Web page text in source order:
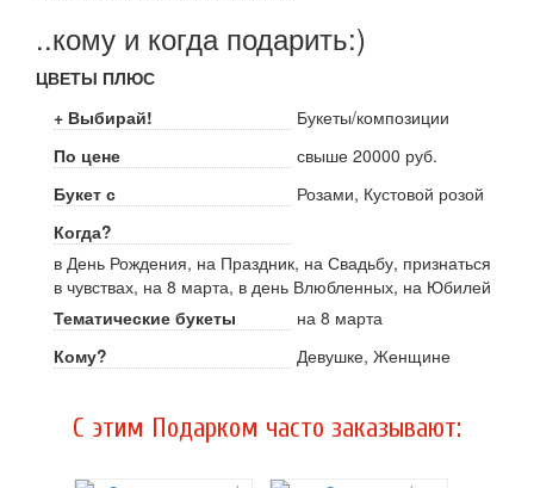
..кому и когда подарить:)
ЦВЕТЫ ПЛЮС
+ Выбирай!
Букеты/композиции
По цене
свыше 20000 руб.
Букет с
Розами, Кустовой розой
Когда?
в День Рождения, на Праздник, на Свадьбу, признаться
в чувствах, на 8 марта, в день Влюбленных, на Юбилей
Тематические букеты
на 8 марта
Кому?
Девушке, Женщине
C этим Подарком часто заказывают: